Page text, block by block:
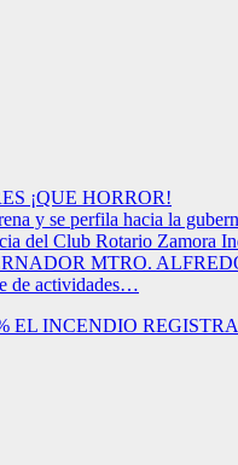
¡QUE HORROR!
y se perfila hacia la
del Club Rotario Zamora
MTRO.
de actividades…
EL INCENDIO